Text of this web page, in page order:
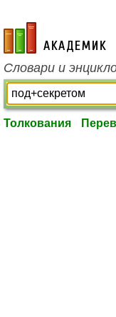
academic.ru
Словари и
Толкования